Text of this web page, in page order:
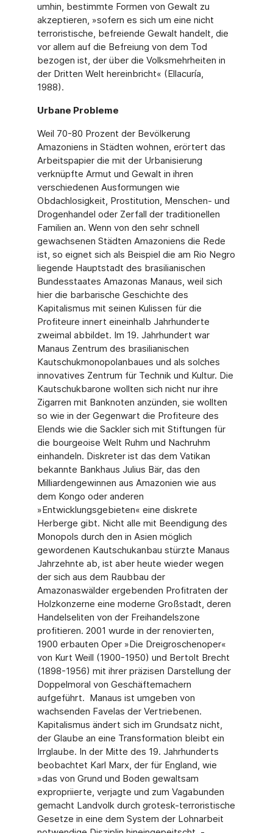
umhin, bestimmte Formen von Gewalt zu
akzeptieren, »sofern es sich um eine nicht
terroristische, befreiende Gewalt handelt, die
vor allem auf die Befreiung von dem Tod
bezogen ist, der über die Volksmehrheiten in
der Dritten Welt hereinbricht« (Ellacuría,
1988).
Urbane Probleme
Weil 70-80 Prozent der Bevölkerung
Amazoniens in Städten wohnen, erörtert das
Arbeitspapier die mit der Urbanisierung
verknüpfte Armut und Gewalt in ihren
verschiedenen Ausformungen wie
Obdachlosigkeit, Prostitution, Menschen- und
Drogenhandel oder Zerfall der traditionellen
Familien an. Wenn von den sehr schnell
gewachsenen Städten Amazoniens die Rede
ist, so eignet sich als Beispiel die am Rio Negro
liegende Hauptstadt des brasilianischen
Bundesstaates Amazonas Manaus, weil sich
hier die barbarische Geschichte des
Kapitalismus mit seinen Kulissen für die
Profiteure innert eineinhalb Jahrhunderte
zweimal abbildet. Im 19. Jahrhundert war
Manaus Zentrum des brasilianischen
Kautschukmonopolanbaues und als solches
innovatives Zentrum für Technik und Kultur. Die
Kautschukbarone wollten sich nicht nur ihre
Zigarren mit Banknoten anzünden, sie wollten
so wie in der Gegenwart die Profiteure des
Elends wie die Sackler sich mit Stiftungen für
die bourgeoise Welt Ruhm und Nachruhm
einhandeln. Diskreter ist das dem Vatikan
bekannte Bankhaus Julius Bär, das den
Milliardengewinnen aus Amazonien wie aus
dem Kongo oder anderen
»Entwicklungsgebieten« eine diskrete
Herberge gibt. Nicht alle mit Beendigung des
Monopols durch den in Asien möglich
gewordenen Kautschukanbau stürzte Manaus
Jahrzehnte ab, ist aber heute wieder wegen
der sich aus dem Raubbau der
Amazonaswälder ergebenden Profitraten der
Holzkonzerne eine moderne Großstadt, deren
Handelseliten von der Freihandelszone
profitieren. 2001 wurde in der renovierten,
1900 erbauten Oper »Die Dreigroschenoper«
von Kurt Weill (1900-1950) und Bertolt Brecht
(1898-1956) mit ihrer präzisen Darstellung der
Doppelmoral von Geschäftemachern
aufgeführt. Manaus ist umgeben von
wachsenden Favelas der Vertriebenen.
Kapitalismus ändert sich im Grundsatz nicht,
der Glaube an eine Transformation bleibt ein
Irrglaube. In der Mitte des 19. Jahrhunderts
beobachtet Karl Marx, der für England, wie
»das von Grund und Boden gewaltsam
expropriierte, verjagte und zum Vagabunden
gemacht Landvolk durch grotesk-terroristische
Gesetze in eine dem System der Lohnarbeit